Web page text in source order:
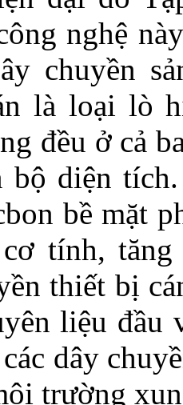
nghệ
chuyền
là loại lò
đều ở cả
bộ diện
bề mặt
tính,
thiết bị
liệu đầu
dây
trường